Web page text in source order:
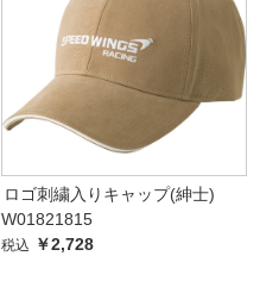
ロゴ刺繍入りキャップ(紳士)
W01821815
税込 ￥2,728